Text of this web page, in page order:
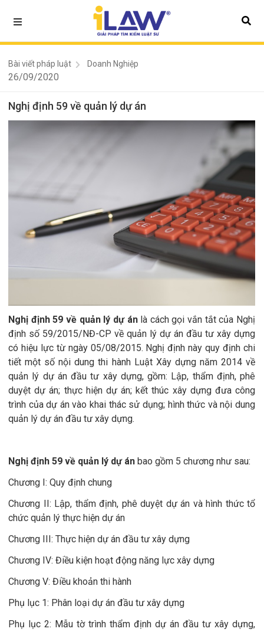
Bài viết pháp luật Doanh Nghiệp
26/09/2020
Nghị định 59 về quản lý dự án
Nghị định 59 về quản lý dự ánlà cách gọi vắn tắt của Nghị
định số 59/2015/NĐ-CP về quản lý dự án đầu tư xây dựng
có hiệu lực từ ngày 05/08/2015. Nghị định này quy định chi
tiết một số nội dung thi hành Luật Xây dựng năm 2014 về
quản lý dự án đầu tư xây dựng, gồm: Lập, thẩm định, phê
duyệt dự án; thực hiện dự án; kết thúc xây dựng đưa công
trình của dự án vào khai thác sử dụng; hình thức và nội dung
quản lý dự án đầu tư xây dựng.
Nghị định 59 về quản lý dự án bao gồm 5 chương như sau:
Chương I: Quy định chung
Chương II: Lập, thẩm định, phê duyệt dự án và hình thức tổ
chức quản lý thực hiện dự án
Chương III: Thực hiện dự án đầu tư xây dựng
Chương IV: Điều kiện hoạt động năng lực xây dựng
Chương V: Điều khoản thi hành
Phụ lục 1: Phân loại dự án đầu tư xây dựng
Phụ lục 2: Mẫu tờ trình thẩm định dự án đầu tư xây dựng,